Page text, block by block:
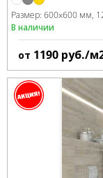
Размер: 600x600 мм
В наличии
от 1190 руб./